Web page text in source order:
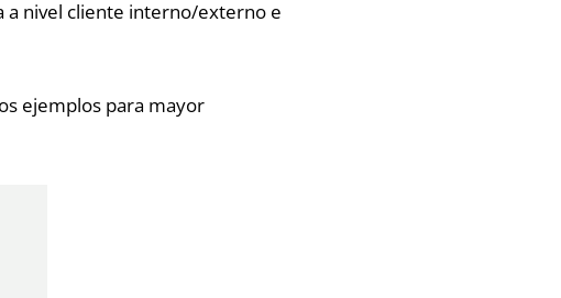
a nivel cliente interno/externo e
ejemplos para mayor